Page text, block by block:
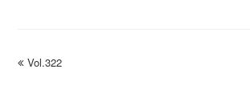
previous
Vol.322